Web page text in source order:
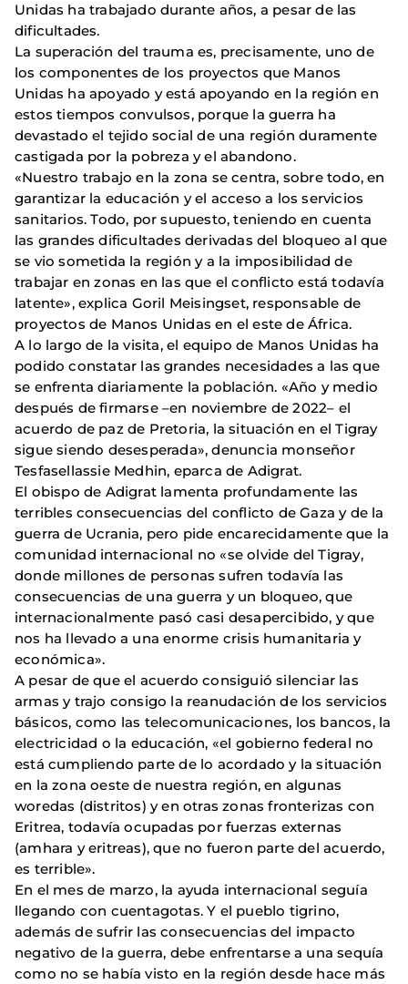
Unidas ha trabajado durante años, a pesar de las
dificultades.
La superación del trauma es, precisamente, uno de
los componentes de los proyectos que Manos
Unidas ha apoyado y está apoyando en la región en
estos tiempos convulsos, porque la guerra ha
devastado el tejido social de una región duramente
castigada por la pobreza y el abandono.
«Nuestro trabajo en la zona se centra, sobre todo, en
garantizar la educación y el acceso a los servicios
sanitarios. Todo, por supuesto, teniendo en cuenta
las grandes dificultades derivadas del bloqueo al que
se vio sometida la región y a la imposibilidad de
trabajar en zonas en las que el conflicto está todavía
latente», explica Goril Meisingset, responsable de
proyectos de Manos Unidas en el este de África.
A lo largo de la visita, el equipo de Manos Unidas ha
podido constatar las grandes necesidades a las que
se enfrenta diariamente la población. «Año y medio
después de firmarse –en noviembre de 2022– el
acuerdo de paz de Pretoria, la situación en el Tigray
sigue siendo desesperada», denuncia monseñor
Tesfasellassie Medhin, eparca de Adigrat.
El obispo de Adigrat lamenta profundamente las
terribles consecuencias del conflicto de Gaza y de la
guerra de Ucrania, pero pide encarecidamente que la
comunidad internacional no «se olvide del Tigray,
donde millones de personas sufren todavía las
consecuencias de una guerra y un bloqueo, que
internacionalmente pasó casi desapercibido, y que
nos ha llevado a una enorme crisis humanitaria y
económica».
A pesar de que el acuerdo consiguió silenciar las
armas y trajo consigo la reanudación de los servicios
básicos, como las telecomunicaciones, los bancos, la
electricidad o la educación, «el gobierno federal no
está cumpliendo parte de lo acordado y la situación
en la zona oeste de nuestra región, en algunas
woredas (distritos) y en otras zonas fronterizas con
Eritrea, todavía ocupadas por fuerzas externas
(amhara y eritreas), que no fueron parte del acuerdo,
es terrible».
En el mes de marzo, la ayuda internacional seguía
llegando con cuentagotas. Y el pueblo tigrino,
además de sufrir las consecuencias del impacto
negativo de la guerra, debe enfrentarse a una sequía
como no se había visto en la región desde hace más